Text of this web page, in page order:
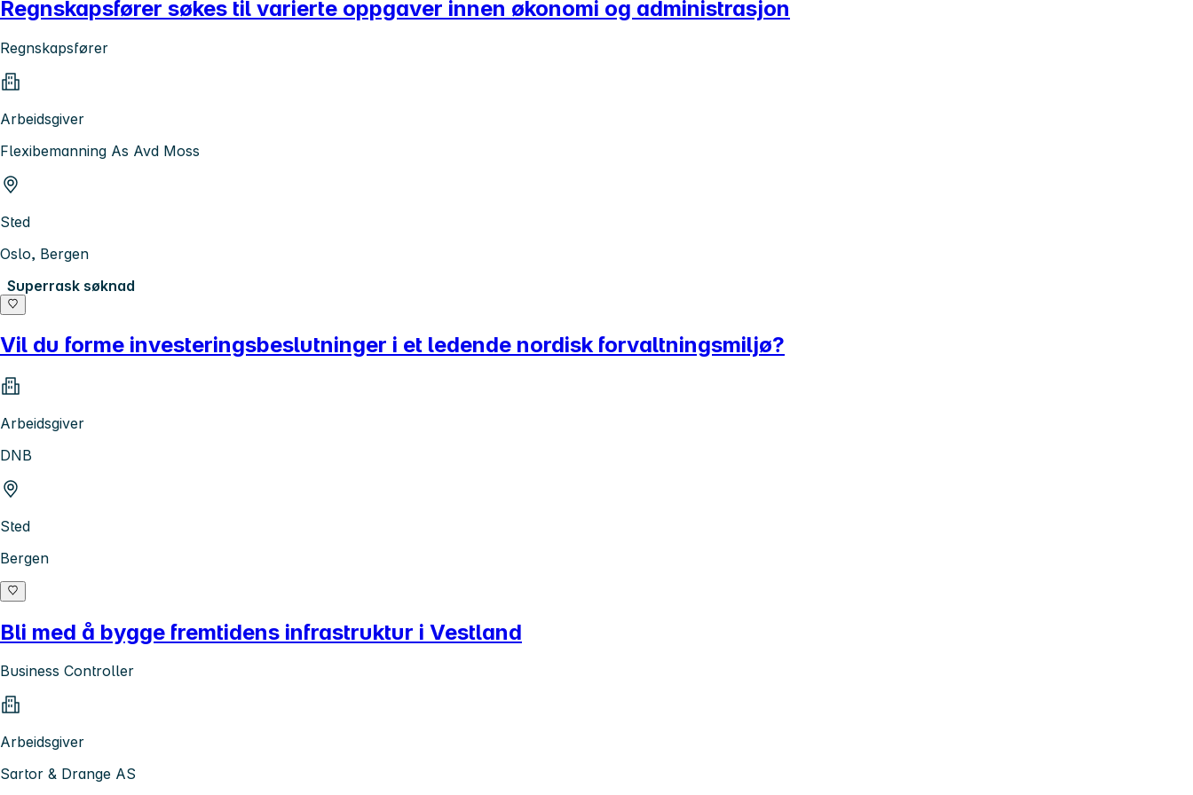
Regnskapsfører søkes til varierte oppgaver innen økonomi og administrasjon
Regnskapsfører
Arbeidsgiver
Flexibemanning As Avd Moss
Sted
Oslo, Bergen
Superrask søknad
Vil du forme investeringsbeslutninger i et ledende nordisk forvaltningsmiljø?
Arbeidsgiver
DNB
Sted
Bergen
Bli med å bygge fremtidens infrastruktur i Vestland
Business Controller
Arbeidsgiver
Sartor & Drange AS